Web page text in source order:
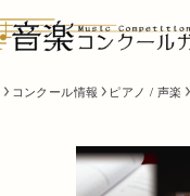
コンクール情報 ピアノ / 声楽